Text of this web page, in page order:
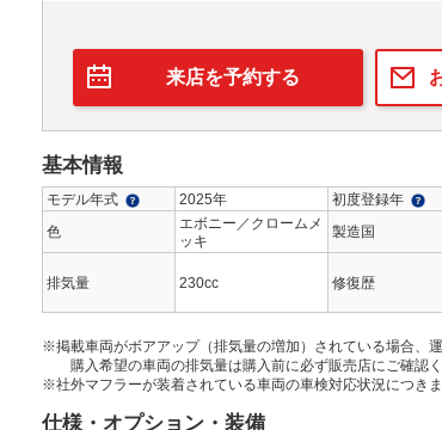
来店を予約する
基本情報
モデル年式 2025年 初度登録年
色
エボニー／クロームメ
ッキ
製造国
排気量 230cc 修復歴
※掲載車両がボアアップ（排気量の増加）されている場合、
購入希望の車両の排気量は購入前に必ず販売店にご確認く
※社外マフラーが装着されている車両の車検対応状況につき
仕様・オプション・装備